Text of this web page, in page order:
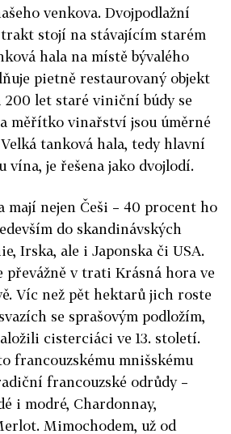
venkova. Dvojpodlažní
stojí na stávajícím starém
hala na místě bývalého
pietně restaurovaný objekt
let staré viniční búdy se
měřítko vinařství jsou úměrné
tanková hala, tedy hlavní
vína, je řešena jako dvojlodí.
mají nejen Češi – 40 procent ho
do skandinávských
Irska, ale i Japonska či USA.
převážně v trati Krásná hora ve
Víc než pět hektarů jich roste
se sprašovým podložím,
cisterciáci ve 13. století.
francouzskému mnišskému
francouzské odrůdy –
i modré, Chardonnay,
Mimochodem, už od